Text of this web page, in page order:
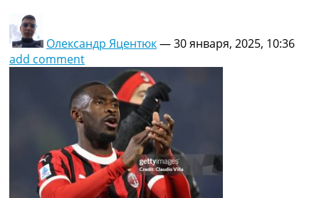
Олександр Яцентюк—30 января, 2025, 10:36
add comment